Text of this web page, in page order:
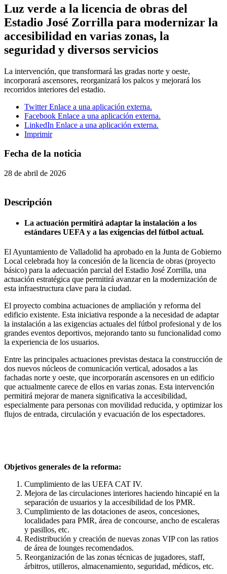
Luz verde a la licencia de obras del
Estadio José Zorrilla para modernizar la
accesibilidad en varias zonas, la
seguridad y diversos servicios
La intervención, que transformará las gradas norte y oeste,
incorporará ascensores, reorganizará los palcos y mejorará los
recorridos interiores del estadio.
Twitter Enlace a una aplicación externa.
Facebook Enlace a una aplicación externa.
LinkedIn Enlace a una aplicación externa.
Imprimir
Fecha de la noticia
28 de abril de 2026
Descripción
La actuación permitirá adaptar la instalación a los
estándares UEFA y a las exigencias del fútbol actual.
El Ayuntamiento de Valladolid ha aprobado en la Junta de Gobierno
Local celebrada hoy la concesión de la licencia de obras (proyecto
básico) para la adecuación parcial del Estadio José Zorrilla, una
actuación estratégica que permitirá avanzar en la modernización de
esta infraestructura clave para la ciudad.
El proyecto combina actuaciones de ampliación y reforma del
edificio existente. Esta iniciativa responde a la necesidad de adaptar
la instalación a las exigencias actuales del fútbol profesional y de los
grandes eventos deportivos, mejorando tanto su funcionalidad como
la experiencia de los usuarios.
Entre las principales actuaciones previstas destaca la construcción de
dos nuevos núcleos de comunicación vertical, adosados a las
fachadas norte y oeste, que incorporarán ascensores en un edificio
que actualmente carece de ellos en varias zonas. Esta intervención
permitirá mejorar de manera significativa la accesibilidad,
especialmente para personas con movilidad reducida, y optimizar los
flujos de entrada, circulación y evacuación de los espectadores.
Objetivos generales de la reforma:
Cumplimiento de las UEFA CAT IV.
Mejora de las circulaciones interiores haciendo hincapié en la
separación de usuarios y la accesibilidad de los PMR.
Cumplimiento de las dotaciones de aseos, concesiones,
localidades para PMR, área de concourse, ancho de escaleras
y pasillos, etc.
Redistribución y creación de nuevas zonas VIP con las ratios
de área de lounges recomendados.
Reorganización de las zonas técnicas de jugadores, staff,
árbitros, utilleros, almacenamiento, seguridad, médicos, etc.